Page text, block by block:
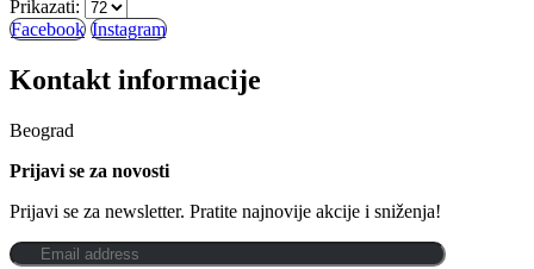
Prikazati:
Facebook Instagram
Kontakt informacije
Beograd
Prijavi se za novosti
Prijavi se za newsletter. Pratite najnovije akcije i sniženja!